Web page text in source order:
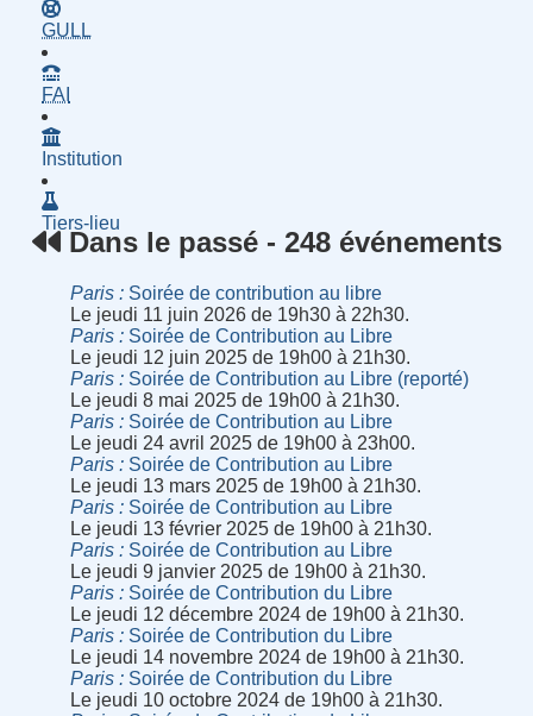
GULL
FAI
Institution
Tiers-lieu
Dans le passé - 248 événements
Paris
Soirée de contribution au libre
Le jeudi 11 juin 2026 de 19h30 à 22h30.
Paris
Soirée de Contribution au Libre
Le jeudi 12 juin 2025 de 19h00 à 21h30.
Paris
Soirée de Contribution au Libre (reporté)
Le jeudi 8 mai 2025 de 19h00 à 21h30.
Paris
Soirée de Contribution au Libre
Le jeudi 24 avril 2025 de 19h00 à 23h00.
Paris
Soirée de Contribution au Libre
Le jeudi 13 mars 2025 de 19h00 à 21h30.
Paris
Soirée de Contribution au Libre
Le jeudi 13 février 2025 de 19h00 à 21h30.
Paris
Soirée de Contribution au Libre
Le jeudi 9 janvier 2025 de 19h00 à 21h30.
Paris
Soirée de Contribution du Libre
Le jeudi 12 décembre 2024 de 19h00 à 21h30.
Paris
Soirée de Contribution du Libre
Le jeudi 14 novembre 2024 de 19h00 à 21h30.
Paris
Soirée de Contribution du Libre
Le jeudi 10 octobre 2024 de 19h00 à 21h30.